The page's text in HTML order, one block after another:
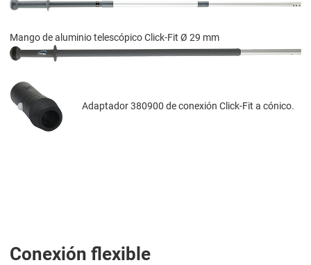
Mango de aluminio telescópico Click-Fit Ø 29 mm
Adaptador 380900 de conexión Click-Fit a cónico.
Conexión flexible